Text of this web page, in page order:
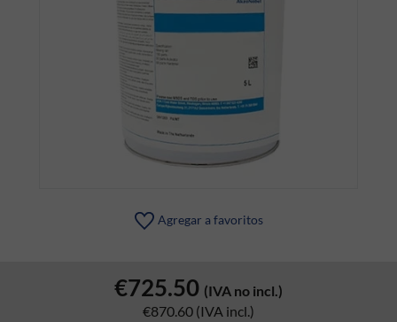
Agregar a favoritos
€725.50 (IVA no incl.)
€870.60 (IVA incl.)